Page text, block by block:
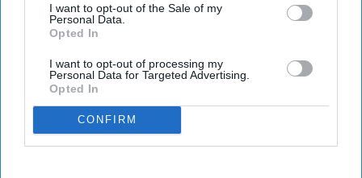
I want to opt-out of the Sale of my
Personal Data.
Opted In
I want to opt-out of processing my
Personal Data for Targeted Advertising.
Opted In
CONFIRM